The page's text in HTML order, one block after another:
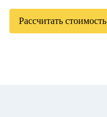
Рассчитать стоимость